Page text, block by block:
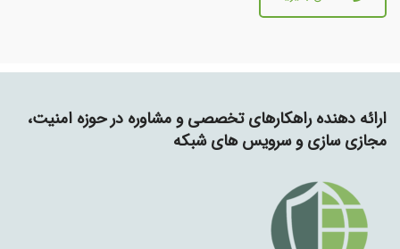
ارائه دهنده راهکارهای تخصصی و مشاوره در حوزه امنیت،
مجازی سازی و سرویس های شبکه